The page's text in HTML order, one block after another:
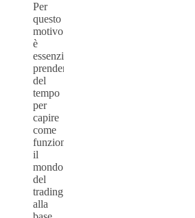
Per
questo
motivo
è
essenziale
prendersi
del
tempo
per
capire
come
funziona
il
mondo
del
trading
alla